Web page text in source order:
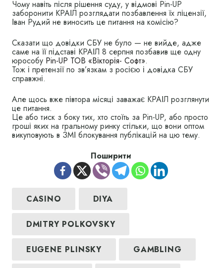
Чому навіть після рішення суду, у відмові Pin-UP
заборонити КРАІЛ розглядати позбавлення їх ліцензії,
Іван Рудий не виносить це питання на комісію?
Сказати що довідки СБУ не було — не вийде, адже
саме на її підставі КРАІЛ 8 серпня позбавив ще одну
юрособу Pin-UP ТОВ «Вікторія- Софт».
Тож і претензії по зв’язкам з росією і довідка СБУ
справжні.
Але щось вже півтора місяці заважає КРАІЛ розглянути
це питання.
Це або тиск з боку тих, хто стоїть за Pin-UP, або просто
гроші яких на гральному ринку стільки, що вони оптом
викуповують в ЗМІ блокування публікацій на цю тему.
Поширити
CASINO DIYA
DMITRY POLKOVSKY
EUGENE PLINSKY GAMBLING